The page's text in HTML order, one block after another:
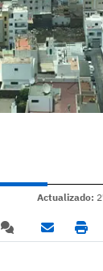
Actualizado: